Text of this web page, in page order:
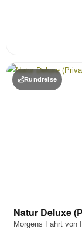
Rundreise
Natur Deluxe
Morgens Fahrt von